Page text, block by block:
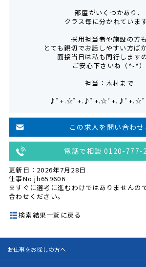
部屋がいくつかあり、
クラス毎に分かれています
採用担当者や施設の方も
とても親切でお話しやすい方ば
面接当日は私も同行しますの
ご安心下さいね（^-^）
担当：木村まで
♪ﾟ+.☆ﾟ+.♪ﾟ+.☆ﾟ+.♪ﾟ+.☆
この求人を問い合わせ
電話で相談 0120-777-
更新日：2026年7月28日
仕事No.jb659606
※すぐに選考に進むわけではありませんの
合わせください。
検索結果一覧に戻る
お仕事をお探しの方へ